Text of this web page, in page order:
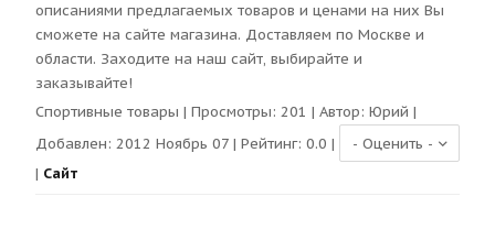
описаниями предлагаемых товаров и ценами на них Вы
сможете на сайте магазина. Доставляем по Москве и
области. Заходите на наш сайт, выбирайте и
заказывайте!
Спортивные товары | Просмотры: 201 | Автор: Юрий |
Добавлен: 2012 Ноябрь 07 | Рейтинг: 0.0 |
| Сайт